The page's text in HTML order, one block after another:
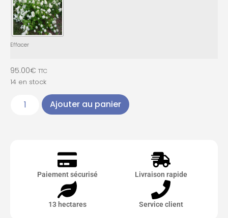
Effacer
95.00€ TTC
14 en stock
Ajouter au panier
Paiement sécurisé Livraison rapide
13 hectares Service client